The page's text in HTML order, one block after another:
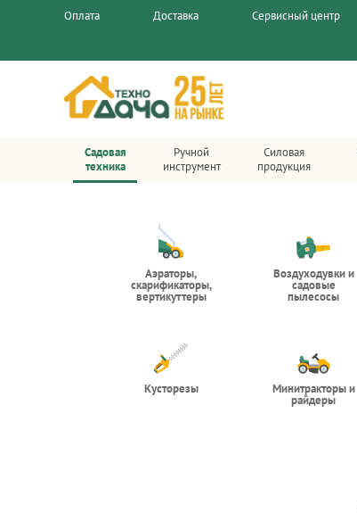
Оплата Доставка Сервисный центр
Садовая
техника
Ручной
инструмент
Силовая
продукция
Аэраторы,
скарификаторы,
вертикуттеры
Воздуходувки и
садовые
пылесосы
Кусторезы Минитракторы и
райдеры